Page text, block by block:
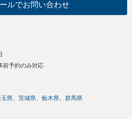
ルでお問い合わせ
前予約のみ対応
県 茨城県 栃木県 群馬県